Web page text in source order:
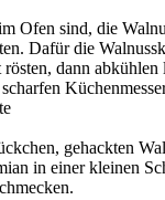
Ofen sind, die
Dafür die
dann abkühlen
gehackten
in einer kleinen